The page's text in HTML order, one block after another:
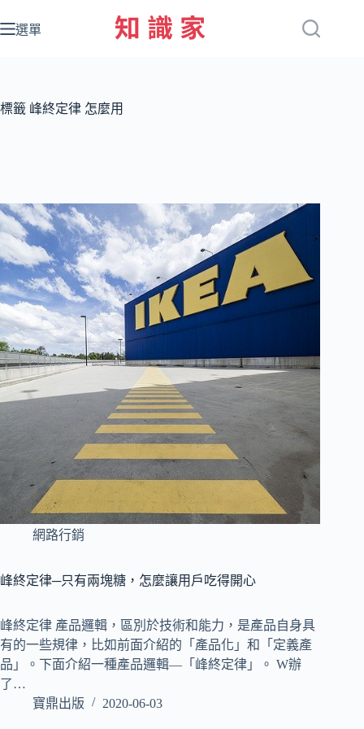
至
容
選單
標籤 峰終定律 怎麼用
網路行銷
峰終定律─只有兩塊糖，怎麼讓用戶吃得開心
峰終定律 產品邏輯，區別於技術和能力，是產品自身具
有的一些規律，比如前面介紹的「產品化」和「定義產
品」。下面介紹一種產品邏輯—「峰終定律」。 W辦
了…
寶鼎出版
2020-06-03